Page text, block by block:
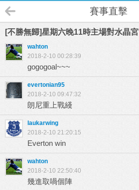
賽事直擊
[不勝無歸]星期六晚11時主場對水晶宮
wahton
2018-2-10 00:28:39
gogogoal~~~
evertonian95
2018-2-10 09:47:32
朗尼重上戰綫
laukarwing
2018-2-10 21:20:15
Everton win
wahton
2018-2-10 22:50:40
幾進取喎個陣